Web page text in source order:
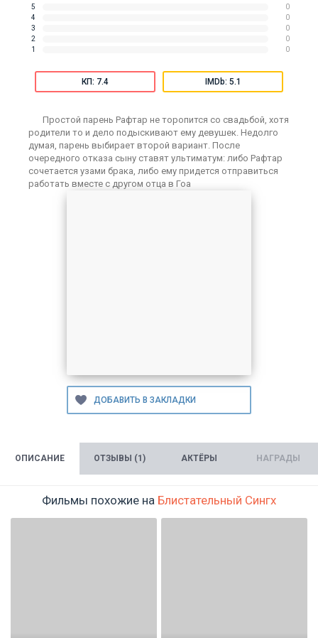
5
0
4
0
3
0
2
0
1
0
КП: 7.4 IMDb: 5.1
Простой парень Рафтар не торопится со свадьбой, хотя
родители то и дело подыскивают ему девушек. Недолго
думая, парень выбирает второй вариант. После
очередного отказа сыну ставят ультиматум: либо Рафтар
сочетается узами брака, либо ему придется отправиться
работать вместе с другом отца в Гоа
ОПИСАНИЕ ОТЗЫВЫ (1) АКТЁРЫ НАГРАДЫ
Фильмы похожие на Блистательный Сингх